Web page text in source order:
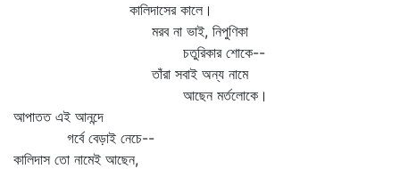
কালিদাসের কালে।
মরব না ভাই, নিপুণিকা
চতুরিকার শোকে--
তাঁরা সবাই অন্য নামে
আছেন মর্তলোকে।
আপাতত এই আনন্দে
গর্বে বেড়াই নেচে--
কালিদাস তো নামেই আছেন,